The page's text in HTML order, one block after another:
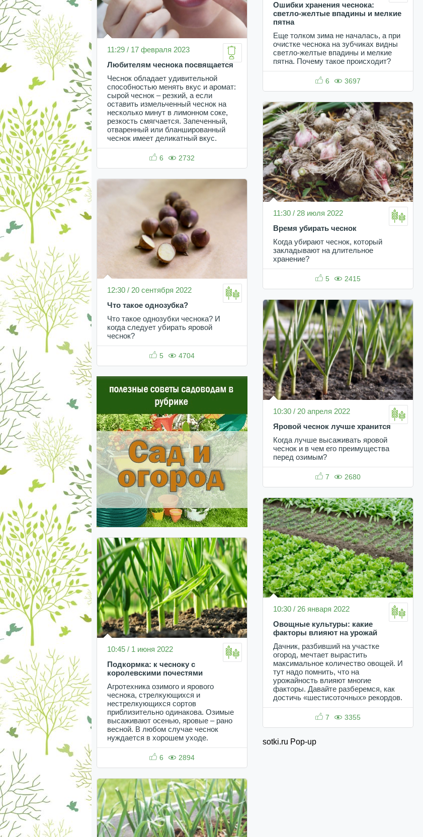
11:29 / 17 февраля 2023
Любителям чеснока посвящается
Чеснок обладает удивительной
способностью менять вкус и аромат:
сырой чеснок – резкий, а если
оставить измельченный чеснок на
несколько минут в лимонном соке,
резкость смягчается. Запеченный,
отваренный или бланшированный
чеснок имеет деликатный вкус.
6 2732
12:30 / 20 сентября 2022
Что такое однозубка?
Что такое однозубки чеснока? И
когда следует убирать яровой
чеснок?
5 4704
10:45 / 1 июня 2022
Подкормка: к чесноку с
королевскими почестями
Агротехника озимого и ярового
чеснока, стрелкующихся и
нестрелкующихся сортов
приблизительно одинакова. Озимые
высаживают осенью, яровые – рано
весной. В любом случае чеснок
нуждается в хорошем уходе.
6 2894
Ошибки хранения чеснока:
светло-желтые впадины и мелкие
пятна
Еще толком зима не началась, а при
очистке чеснока на зубчиках видны
светло-желтые впадины и мелкие
пятна. Почему такое происходит?
6 3697
11:30 / 28 июля 2022
Время убирать чеснок
Когда убирают чеснок, который
закладывают на длительное
хранение?
5 2415
10:30 / 20 апреля 2022
Яровой чеснок лучше хранится
Когда лучше высаживать яровой
чеснок и в чем его преимущества
перед озимым?
7 2680
10:30 / 26 января 2022
Овощные культуры: какие
факторы влияют на урожай
Дачник, разбивший на участке
огород, мечтает вырастить
максимальное количество овощей. И
тут надо помнить, что на
урожайность влияют многие
факторы. Давайте разберемся, как
достичь «шестисоточных» рекордов.
7 3355
sotki.ru Pop-up